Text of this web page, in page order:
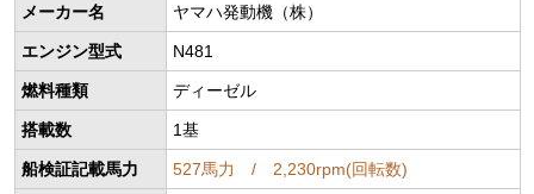
メーカー名 ヤマハ発動機（株）
エンジン型式 N481
燃料種類 ディーゼル
搭載数 1基
船検証記載馬力 527馬力 / 2,230rpm(回転数)